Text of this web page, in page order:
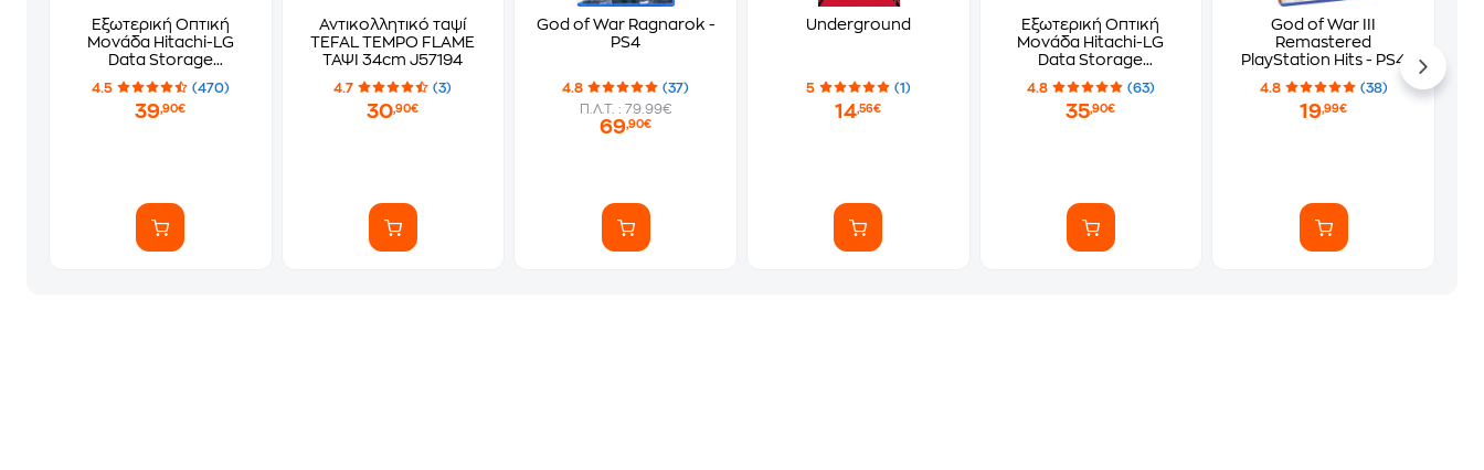
Εξωτερική Οπτική
Μονάδα Hitachi-LG
Data Storage
GP57EB40 - Black
4.5 (470)
39,90€
Αντικολλητικό ταψί
TEFAL TEMPO FLAME
ΤΑΨΙ 34cm J57194
4.7 (3)
30,90€
God of War Ragnarok -
PS4
4.8
(37)
Π.Λ.Τ. : 79.99€
69,90€
Underground
5 (1)
14,56€
Εξωτερική Οπτική
Μονάδα Hitachi-LG
Data Storage
GP57EB40 - Silver
4.8 (63)
35,90€
God of War III
Remastered
PlayStation Hits - PS4
4.8 (38)
19,99€